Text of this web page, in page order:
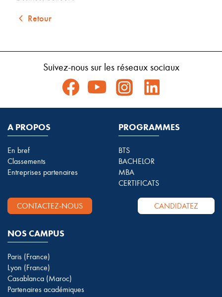
Retour
Suivez-nous sur les réseaux sociaux
A PROPOS
En bref
Classements
Entreprises partenaires
PROGRAMMES
BTS
BACHELOR
MBA
CERTIFICATS
CONTACTEZ-NOUS CANDIDATEZ
NOS CAMPUS
Paris (France)
Lyon (France)
Casablanca (Maroc)
Partenaires académiques